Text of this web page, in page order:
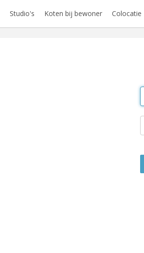
Studio's Koten bij bewoner Colocatie